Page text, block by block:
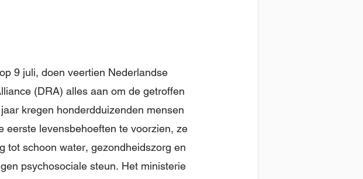
9 juli, doen veertien Nederlandse
(DRA) alles aan om de getroffen
kregen honderdduizenden mensen
eerste levensbehoeften te voorzien, ze
tot schoon water, gezondheidszorg en
psychosociale steun. Het ministerie